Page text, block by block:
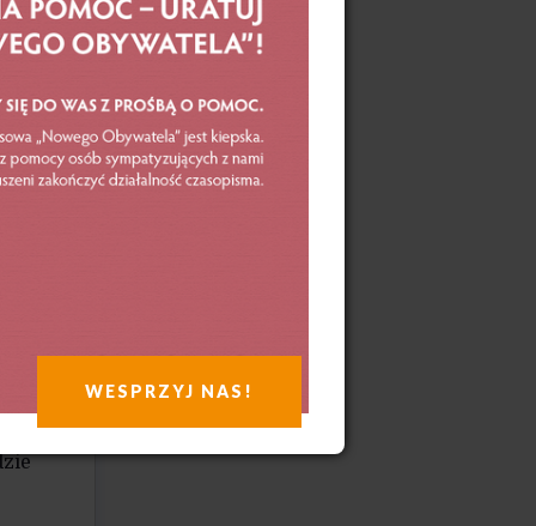
też
WESPRZYJ NAS!